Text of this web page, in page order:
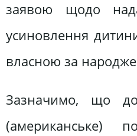
заявою щодо
усиновлення
власною за
Зазначимо, що
(американське)